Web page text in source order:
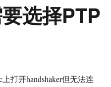
选择PTP
打开handshaker但无法连